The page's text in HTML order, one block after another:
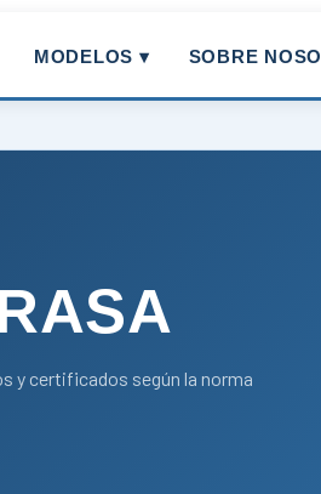
MODELOS ▾ SOBRE
y certificados según la norma